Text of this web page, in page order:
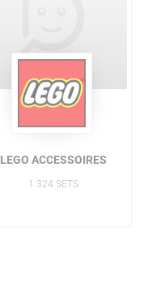
LEGO ACCESSOIRES
1 324 SETS